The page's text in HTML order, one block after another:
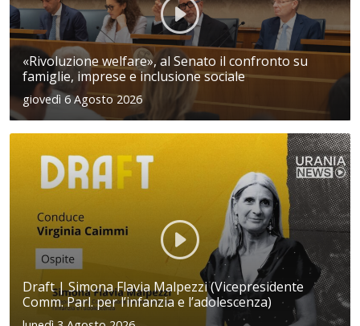
«Rivoluzione welfare», al Senato il confronto su
famiglie, imprese e inclusione sociale
giovedì 6 Agosto 2026
Draft | Simona Flavia Malpezzi (Vicepresidente
Comm. Parl. per l’infanzia e l’adolescenza)